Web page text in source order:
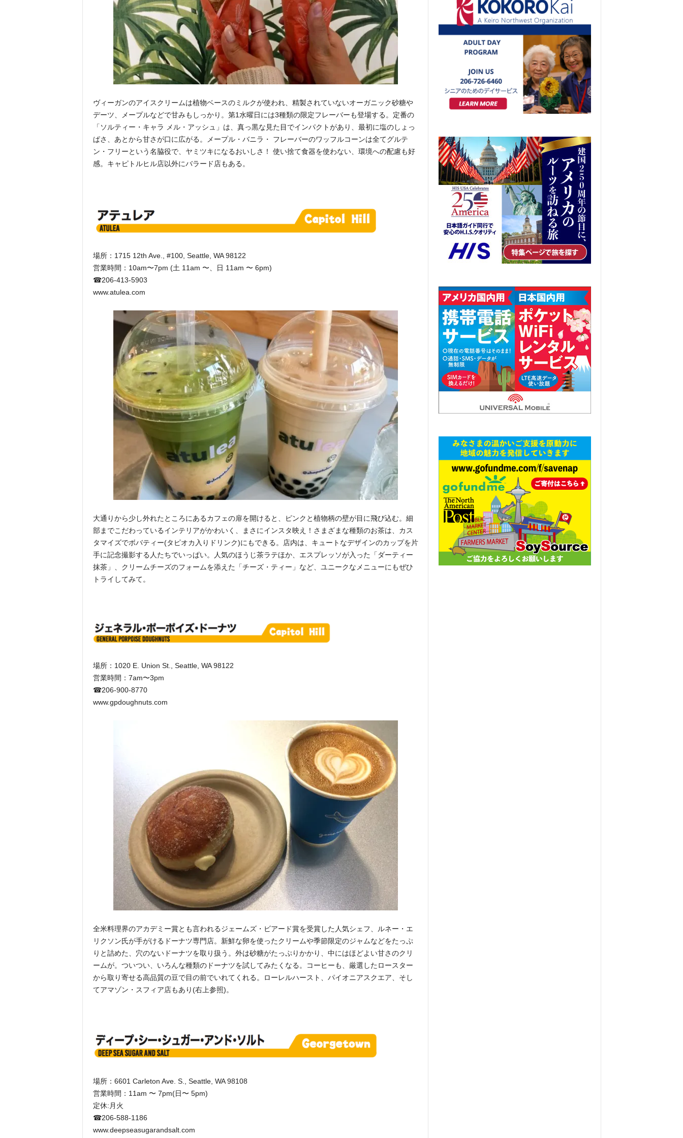
ヴィーガンのアイスクリームは植物ベースのミルクが使われ、精製されていないオーガニック砂糖や
デーツ、メープルなどで甘みもしっかり。第1水曜日には3種類の限定フレーバーも登場する。定番の
「ソルティー・キャラ メル・アッシュ」は、真っ黒な見た目でインパクトがあり、最初に塩のしょっ
ぱさ、あとから甘さが口に広がる。メープル・バニラ・ フレーバーのワッフルコーンは全てグルテ
ン・フリーという名脇役で、ヤミツキになるおいしさ！ 使い捨て食器を使わない、環境への配慮も好
感。キャピトルヒル店以外にバラード店もある。
場所：1715 12th Ave., #100, Seattle, WA 98122
営業時間：10am〜7pm (土 11am 〜、日 11am 〜 6pm)
☎︎206-413-5903
www.atulea.com
大通りから少し外れたところにあるカフェの扉を開けると、ピンクと植物柄の壁が目に飛び込む。細
部までこだわっているインテリアがかわいく、まさにインスタ映え！さまざまな種類のお茶は、カス
タマイズでボバティー(タピオカ入りドリンク)にもできる。店内は、キュートなデザインのカップを片
手に記念撮影する人たちでいっぱい。人気のほうじ茶ラテほか、エスプレッソが入った「ダーティー
抹茶」、クリームチーズのフォームを添えた「チーズ・ティー」など、ユニークなメニューにもぜひ
トライしてみて。
場所：1020 E. Union St., Seattle, WA 98122
営業時間：7am〜3pm
☎︎206-900-8770
www.gpdoughnuts.com
全米料理界のアカデミー賞とも言われるジェームズ・ビアード賞を受賞した人気シェフ、ルネー・エ
リクソン氏が手がけるドーナツ専門店。新鮮な卵を使ったクリームや季節限定のジャムなどをたっぷ
りと詰めた、穴のないドーナツを取り扱う。外は砂糖がたっぷりかかり、中にはほどよい甘さのクリ
ームが。ついつい、いろんな種類のドーナツを試してみたくなる。コーヒーも、厳選したロースター
から取り寄せる高品質の豆で目の前でいれてくれる。ローレルハースト、パイオニアスクエア、そし
てアマゾン・スフィア店もあり(右上参照)。
場所：6601 Carleton Ave. S., Seattle, WA 98108
営業時間：11am 〜 7pm(日〜 5pm)
定休:月火
☎︎206-588-1186
www.deepseasugarandsalt.com